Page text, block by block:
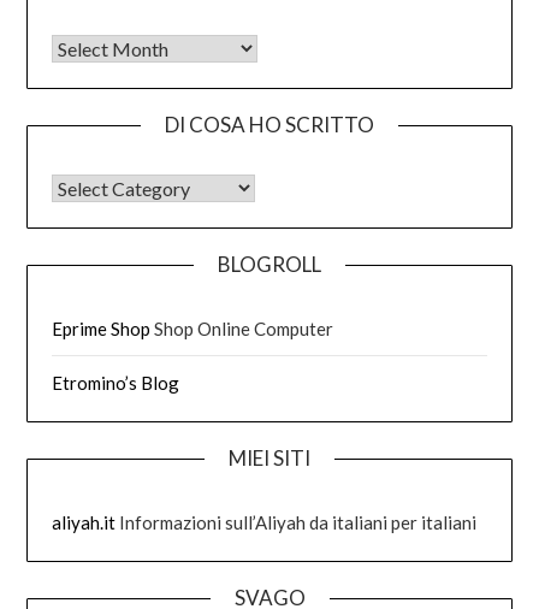
Tutto quello che ho scritto
DI COSA HO SCRITTO
DI COSA HO SCRITTO
BLOGROLL
Eprime Shop Shop Online Computer
Etromino’s Blog
MIEI SITI
aliyah.it Informazioni sull’Aliyah da italiani per italiani
SVAGO